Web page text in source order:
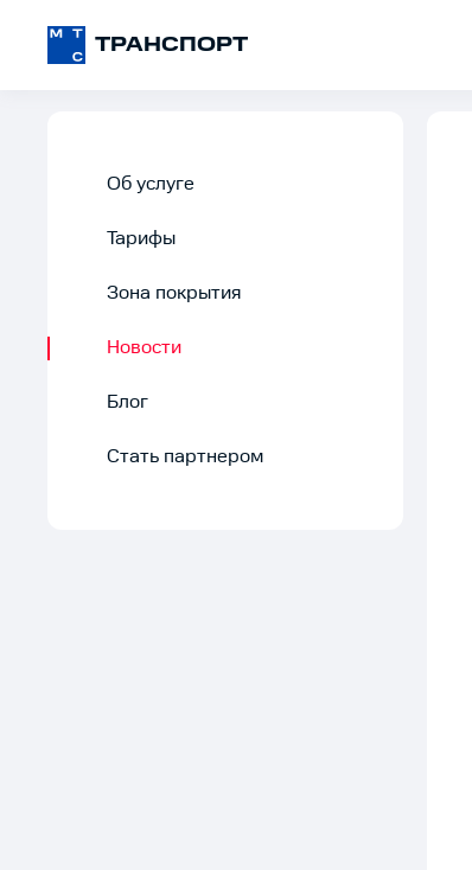
ТРАНСПОРТ
Об услуге
Тарифы
Зона покрытия
Новости
Блог
Стать партнером